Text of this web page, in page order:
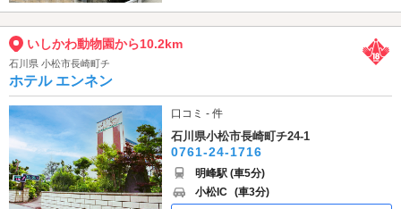
いしかわ動物園から10.2km
石川県 小松市長崎町チ
ホテル エンネン
口コミ - 件
石川県小松市長崎町チ24-1
0761-24-1716
明峰駅 (車5分)
小松IC (車3分)